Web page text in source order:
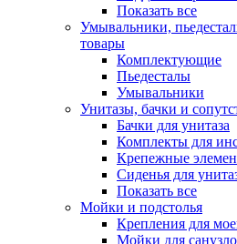
Показать все
Умывальники,
товары
Комплектующие
Пьедесталы
Умывальники
Унитазы, бачки и
Бачки для унитаза
Комплекты для
Крепежные
Сиденья для
Показать все
Мойки и подстолья
Крепления для
Мойки для